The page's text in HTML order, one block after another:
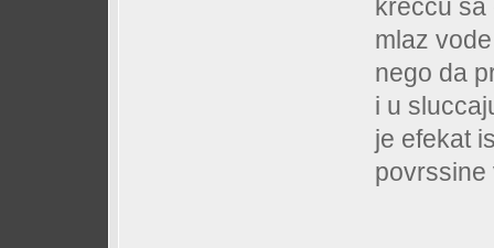
kreccu
mlaz
nego da
i u
je efekat
povrssine